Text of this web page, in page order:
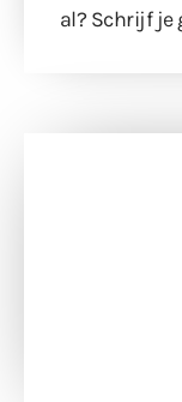
al? Schrijf je